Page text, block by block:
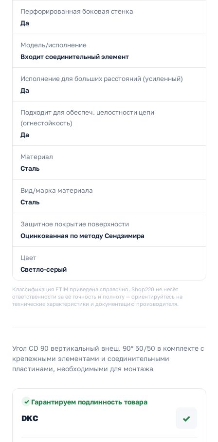
Перфорированная боковая стенка
Да
Модель/исполнение
Входит соединительный элемент
Исполнение для больших расстояний (усиленный)
Да
Подходит для обеспеч. целостности цепи
(огнестойкость)
Да
Материал
Сталь
Вид/марка материала
Сталь
Защитное покрытие поверхности
Оцинкованная по методу Сендзимира
Цвет
Светло-серый
Классификация ETIM приведена справочно. Shop220 не несёт
ответственности за её точность и полноту — ориентируйтесь на
технические характеристики и документацию производителя.
Угол CD 90 вертикальный внеш. 90° 50/50 в комплекте с
крепежными элементами и соединительными
пластинами, необходимыми для монтажа
Гарантируем подлинность товара
DKC ✓